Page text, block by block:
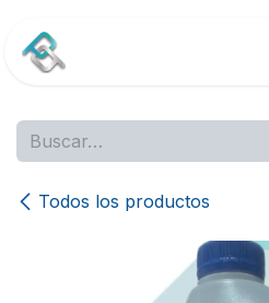
Todos los productos